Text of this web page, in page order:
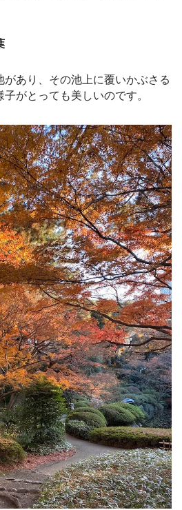
があり、その池上に覆いかぶさる
がとっても美しいのです。